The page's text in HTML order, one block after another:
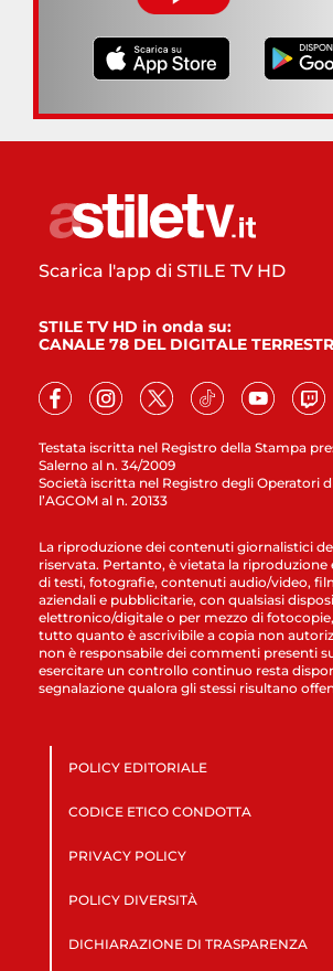
Testata iscritta nel Registro della Stampa
Salerno al n. 34/2009
Società iscritta nel Registro degli Operatori
l’AGCOM al n. 20133
Scarica l'app di STILE TV HD
STILE TV HD in onda su:
CANALE 78 DEL DIGITALE
La riproduzione dei contenuti giornalistici
riservata. Pertanto, è vietata la riproduzione
di testi, fotografie, contenuti audio/video,
aziendali e pubblicitarie, con qualsiasi
elettronico/digitale o per mezzo di
tutto quanto è ascrivibile a copia non
non è responsabile dei commenti presenti
esercitare un controllo continuo resta
segnalazione qualora gli stessi risultano
POLICY EDITORIALE
CODICE ETICO CONDOTTA
PRIVACY POLICY
POLICY DIVERSITÀ
DICHIARAZIONE DI TRASPARENZA